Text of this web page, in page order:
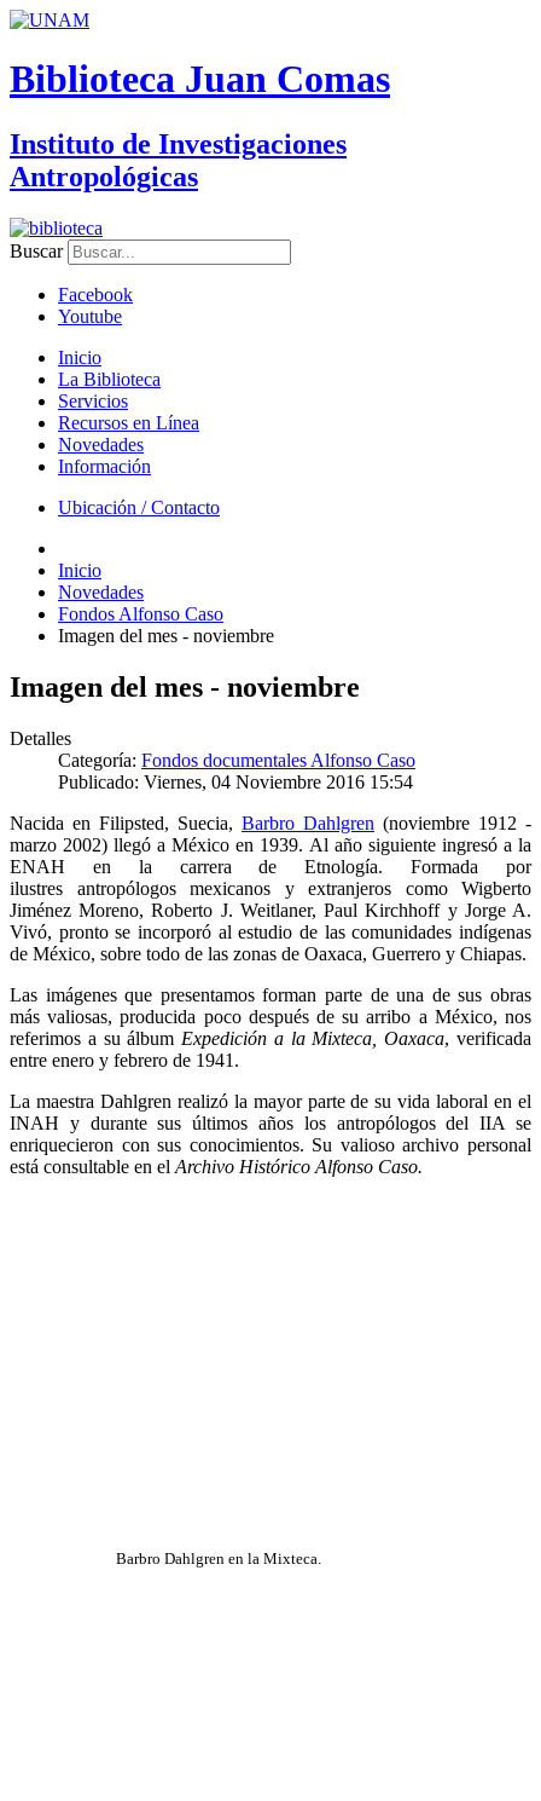
Biblioteca Juan Comas
Instituto de Investigaciones
Antropológicas
Buscar
Facebook
Youtube
Inicio
La Biblioteca
Servicios
Recursos en Línea
Novedades
Información
Ubicación / Contacto
Inicio
Novedades
Fondos Alfonso Caso
Imagen del mes - noviembre
Imagen del mes - noviembre
Detalles
Categoría: Fondos documentales Alfonso Caso
Publicado: Viernes, 04 Noviembre 2016 15:54
Nacida en Filipsted, Suecia, Barbro Dahlgren (noviembre 1912 -
marzo 2002) llegó a México en 1939. Al año siguiente ingresó a la
ENAH en la carrera de Etnología. Formada por
ilustres antropólogos mexicanos y extranjeros como Wigberto
Jiménez Moreno, Roberto J. Weitlaner, Paul Kirchhoff y Jorge A.
Vivó, pronto se incorporó al estudio de las comunidades indígenas
de México, sobre todo de las zonas de Oaxaca, Guerrero y Chiapas.
Las imágenes que presentamos forman parte de una de sus obras
más valiosas, producida poco después de su arribo a México, nos
referimos a su álbum Expedición a la Mixteca, Oaxaca, verificada
entre enero y febrero de 1941.
La maestra Dahlgren realizó la mayor parte de su vida laboral en el
INAH y durante sus últimos años los antropólogos del IIA se
enriquecieron con sus conocimientos. Su valioso archivo personal
está consultable en el Archivo Histórico Alfonso Caso.
Barbro Dahlgren en la Mixteca.